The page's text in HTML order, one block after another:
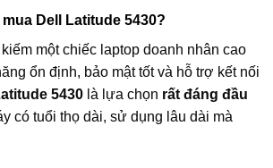
Dell Latitude 5430?
một chiếc laptop doanh nhân cao
ổn định, bảo mật tốt và hỗ trợ kết nối
5430 là lựa chọn rất đáng đầu
có tuổi thọ dài, sử dụng lâu dài mà